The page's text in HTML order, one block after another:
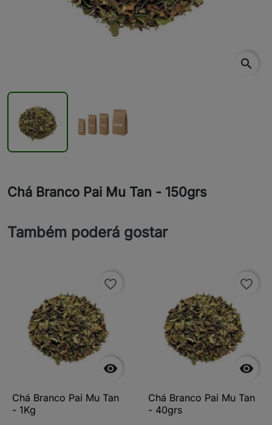
search
Chá Branco Pai Mu Tan - 150grs
Também poderá gostar

favorite_border
Chá Branco Pai Mu Tan
- 1Kg

favorite_border
Chá Branco Pai Mu Tan
- 40grs